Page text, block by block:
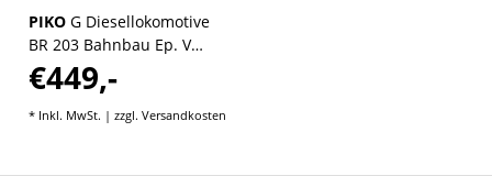
PIKO G Diesellokomotive
BR 203 Bahnbau Ep. V
analog
€449,-
* Inkl. MwSt. | zzgl. Versandkosten